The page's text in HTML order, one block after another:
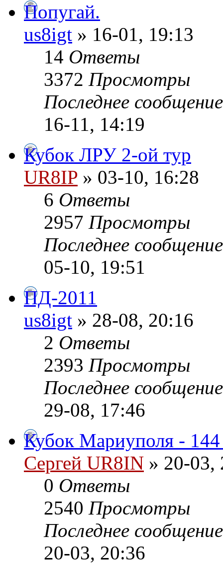
Попугай.
us8igt » 16-01, 19:13
14 Ответы
3372 Просмотры
Последнее
16-11, 14:19
Кубок ЛРУ 2-ой тур
UR8IP » 03-10, 16:28
6 Ответы
2957 Просмотры
Последнее
05-10, 19:51
ПД-2011
us8igt » 28-08, 20:16
2 Ответы
2393 Просмотры
Последнее
29-08, 17:46
Кубок Мариуполя -
Сергей UR8IN » 20-03,
0 Ответы
2540 Просмотры
Последнее
20-03, 20:36